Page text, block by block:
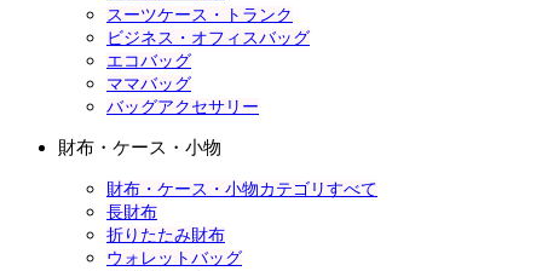
スーツケース・トランク
ビジネス・オフィスバッグ
エコバッグ
ママバッグ
バッグアクセサリー
財布・ケース・小物
財布・ケース・小物カテゴリすべて
長財布
折りたたみ財布
ウォレットバッグ